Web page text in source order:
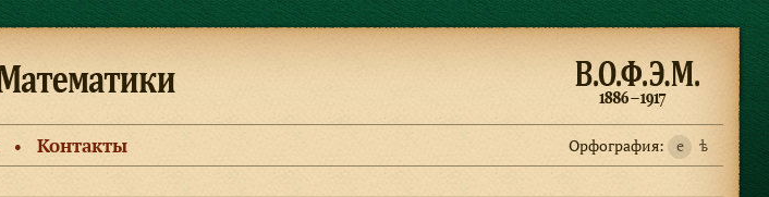
● Контакты Орфография: e ѣ